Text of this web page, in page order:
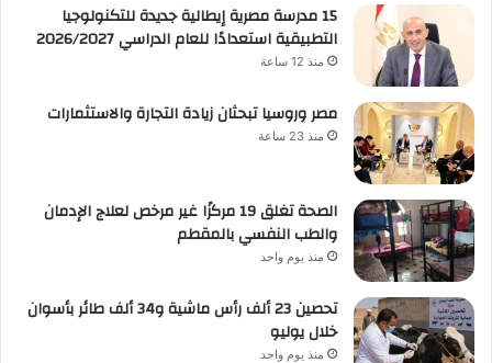
15 مدرسة مصرية إيطالية جديدة للتكنولوجيا
التطبيقية استعدادًا للعام الدراسي 2026/2027
منذ 12 ساعة
مصر وروسيا تبحثان زيادة التجارة والاستثمارات
منذ 23 ساعة
الصحة تغلق 19 مركزًا غير مرخص لعلاج الإدمان
والطب النفسي بالمقطم
منذ يوم واحد
تحصين 23 ألف رأس ماشية و34 ألف طائر بأسوان
خلال يوليو
منذ يوم واحد